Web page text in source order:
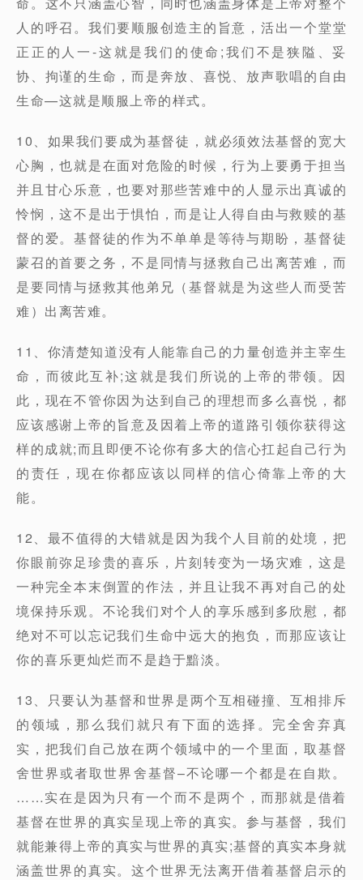
人的呼召。我们要顺服创造主的旨意，活出一个堂堂
正正的人一-这就是我们的使命;我们不是狭隘、妥
协、拘谨的生命，而是奔放、喜悦、放声歌唱的自由
生命—这就是顺服上帝的样式。
10、如果我们要成为基督徒，就必须效法基督的宽大
心胸，也就是在面对危险的时候，行为上要勇于担当
并且甘心乐意，也要对那些苦难中的人显示出真诚的
怜悯，这不是出于惧怕，而是让人得自由与救赎的基
督的爱。基督徒的作为不单单是等待与期盼，基督徒
蒙召的首要之务，不是同情与拯救自己出离苦难，而
是要同情与拯救其他弟兄（基督就是为这些人而受苦
难）出离苦难。
11、你清楚知道没有人能靠自己的力量创造并主宰生
命，而彼此互补;这就是我们所说的上帝的带领。因
此，现在不管你因为达到自己的理想而多么喜悦，都
应该感谢上帝的旨意及因着上帝的道路引领你获得这
样的成就;而且即便不论你有多大的信心扛起自己行为
的责任，现在你都应该以同样的信心倚靠上帝的大
能。
12、最不值得的大错就是因为我个人目前的处境，把
你眼前弥足珍贵的喜乐，片刻转变为一场灾难，这是
一种完全本末倒置的作法，并且让我不再对自己的处
境保持乐观。不论我们对个人的享乐感到多欣慰，都
绝对不可以忘记我们生命中远大的抱负，而那应该让
你的喜乐更灿烂而不是趋于黯淡。
13、只要认为基督和世界是两个互相碰撞、互相排斥
的领域，那么我们就只有下面的选择。完全舍弃真
实，把我们自己放在两个领域中的一个里面，取基督
舍世界或者取世界舍基督–不论哪一个都是在自欺。
……实在是因为只有一个而不是两个，而那就是借着
基督在世界的真实呈现上帝的真实。参与基督，我们
就能兼得上帝的真实与世界的真实;基督的真实本身就
涵盖世界的真实。这个世界无法离开借着基督启示的